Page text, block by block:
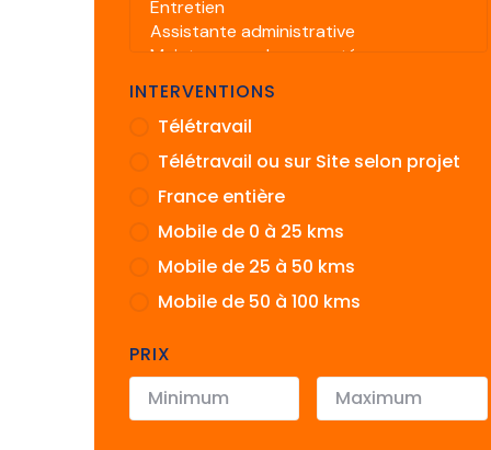
INTERVENTIONS
Télétravail
Télétravail ou sur Site selon projet
France entière
Mobile de 0 à 25 kms
Mobile de 25 à 50 kms
Mobile de 50 à 100 kms
PRIX